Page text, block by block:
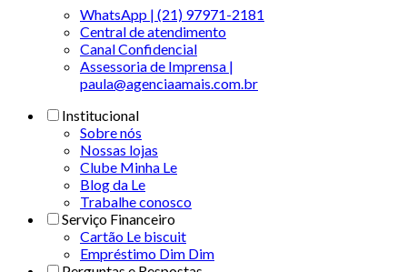
WhatsApp | (21) 97971-2181
Central de atendimento
Canal Confidencial
Assessoria de Imprensa |
paula@agenciaamais.com.br
Institucional
Sobre nós
Nossas lojas
Clube Minha Le
Blog da Le
Trabalhe conosco
Serviço Financeiro
Cartão Le biscuit
Empréstimo Dim Dim